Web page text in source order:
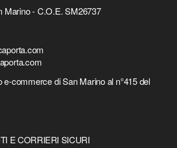
Marino - C.O.E. SM26737
e-commerce di San Marino al n°415 del
E CORRIERI SICURI